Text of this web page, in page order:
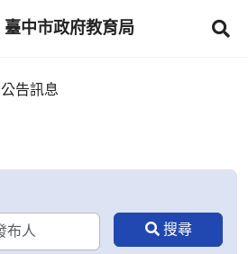
臺中市政府教育局
公告訊息